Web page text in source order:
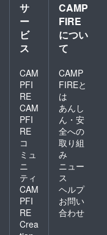
サ
ー
ビ
ス
CAM
PFI
RE
CAM
PFI
RE
コ
ミュ
ニ
ティ
CAM
PFI
RE
Crea
CAMP
FIRE
につい
て
CAMP
FIREと
は
あんし
ん・安
全への
取り組
み
ニュー
ス
ヘルプ
お問い
合わせ